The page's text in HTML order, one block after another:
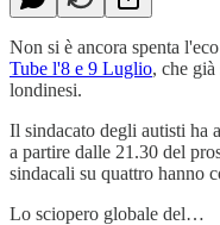
Non si è ancora spenta
Tube l'8 e 9 Luglio, che
londinesi.
Il sindacato degli autisti ha
a partire dalle 21.30 del
sindacali su quattro hanno
Lo sciopero globale del…